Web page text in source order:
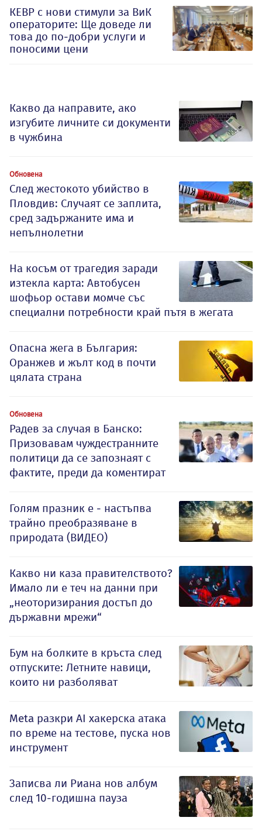
КЕВР с нови стимули за ВиК
операторите: Ще доведе ли
това до по-добри услуги и
поносими цени
Какво да направите, ако
изгубите личните си документи
в чужбина
Обновена
След жестокото убийство в
Пловдив: Случаят се заплита,
сред задържаните има и
непълнолетни
На косъм от трагедия заради
изтекла карта: Автобусен
шофьор остави момче със
специални потребности край пътя в жегата
Опасна жега в България:
Оранжев и жълт код в почти
цялата страна
Обновена
Радев за случая в Банско:
Призовавам чуждестранните
политици да се запознаят с
фактите, преди да коментират
Голям празник е - настъпва
трайно преобразяване в
природата (ВИДЕО)
Какво ни каза правителството?
Имало ли е теч на данни при
„неоторизирания достъп до
държавни мрежи“
Бум на болките в кръста след
отпуските: Летните навици,
които ни разболяват
Meta разкри AI хакерска атака
по време на тестове, пуска нов
инструмент
Записва ли Риана нов албум
след 10-годишна пауза